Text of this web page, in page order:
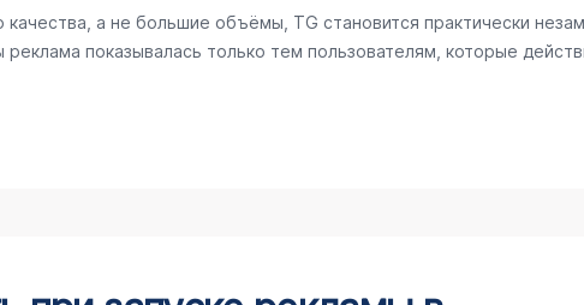
а не большие объёмы, TG становится практически
реклама показывалась только тем пользователям, которые